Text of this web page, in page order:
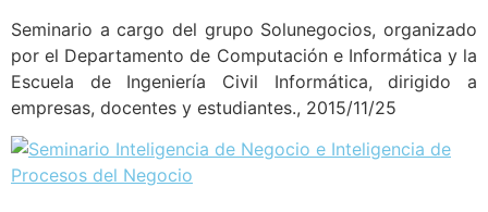
Seminario a cargo del grupo Solunegocios, organizado
por el Departamento de Computación e Informática y la
Escuela de Ingeniería Civil Informática, dirigido a
empresas, docentes y estudiantes., 2015/11/25